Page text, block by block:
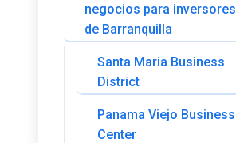
negocios para inversores
de Barranquilla
Santa Maria Business
District
Panama Viejo Business
Center